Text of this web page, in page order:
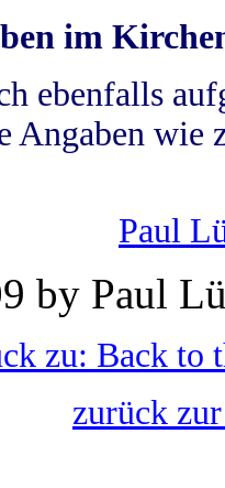
im
ebenfalls
Angaben wie
Paul
by Paul
zu: Back to
zurück